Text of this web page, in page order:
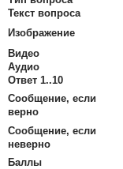
Текст вопроса
Изображение
Видео
Аудио
Ответ 1..10
Сообщение, если
верно
Сообщение, если
неверно
Баллы